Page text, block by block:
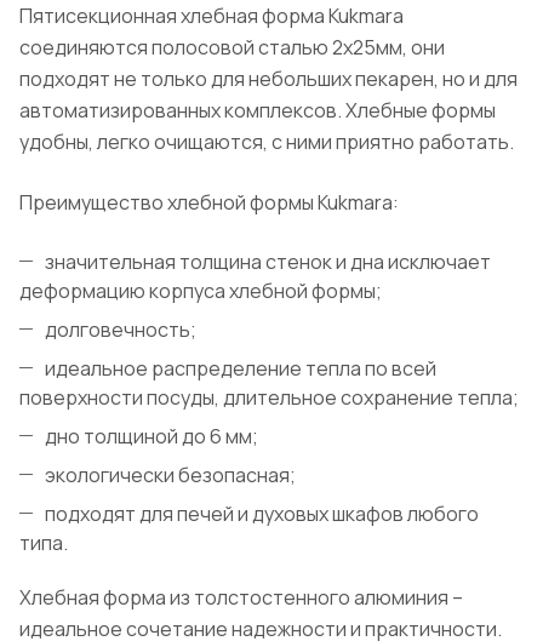
Пятисекционная хлебная форма Kukmara
соединяются полосовой сталью 2х25мм, они
подходят не только для небольших пекарен, но и для
автоматизированных комплексов. Хлебные формы
удобны, легко очищаются, с ними приятно работать.
Преимущество хлебной формы Kukmara:
значительная толщина стенок и дна исключает
деформацию корпуса хлебной формы;
долговечность;
идеальное распределение тепла по всей
поверхности посуды, длительное сохранение тепла;
дно толщиной до 6 мм;
экологически безопасная;
подходят для печей и духовых шкафов любого
типа.
Хлебная форма из толстостенного алюминия –
идеальное сочетание надежности и практичности.